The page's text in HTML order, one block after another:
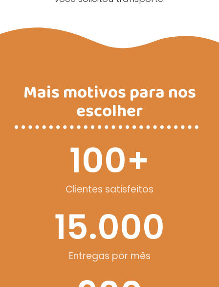
Mais motivos para nos
escolher
Clientes satisfeitos
100+
Entregas por mês
15.000